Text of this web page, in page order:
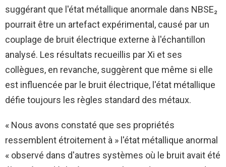
suggérant que l'état métallique anormale dans NBSE₂
pourrait être un artefact expérimental, causé par un
couplage de bruit électrique externe à l'échantillon
analysé. Les résultats recueillis par Xi et ses
collègues, en revanche, suggèrent que même si elle
est influencée par le bruit électrique, l'état métallique
défie toujours les règles standard des métaux.
« Nous avons constaté que ses propriétés
ressemblent étroitement à » l'état métallique anormal
« observé dans d'autres systèmes où le bruit avait été